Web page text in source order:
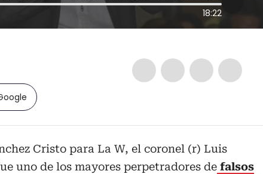
18:22
Cristo para La W, el coronel (r) Luis
uno de los mayores perpetradores de falsos